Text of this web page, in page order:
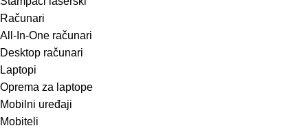
Računari
All-In-One računari
Desktop računari
Laptopi
Oprema za laptope
Mobilni uređaji
Mobiteli